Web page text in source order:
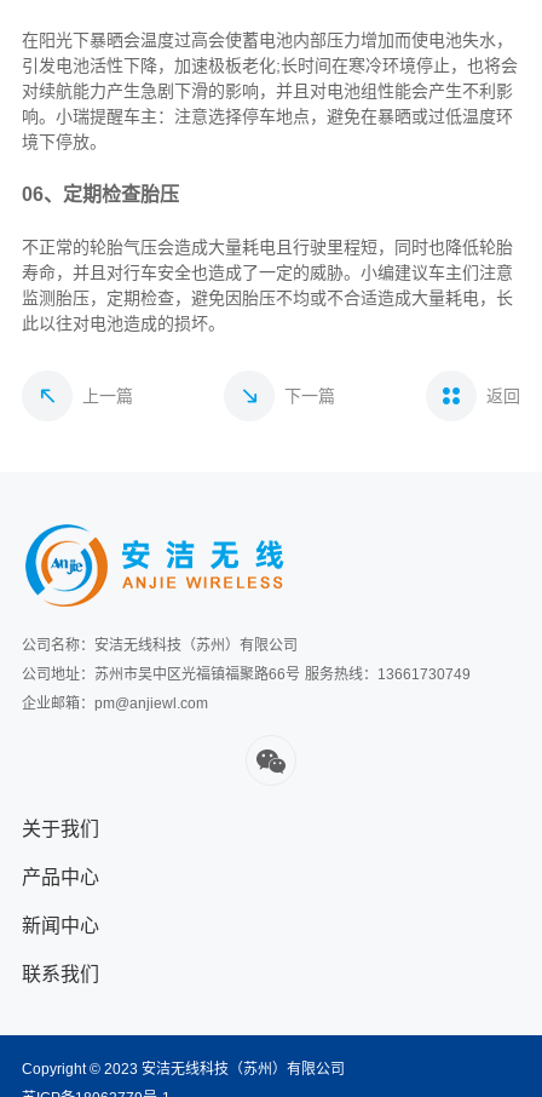
在阳光下暴晒会温度过高会使蓄电池内部压力增加而使电池失水，
引发电池活性下降，加速极板老化;长时间在寒冷环境停止，也将会
对续航能力产生急剧下滑的影响，并且对电池组性能会产生不利影
响。小瑞提醒车主：注意选择停车地点，避免在暴晒或过低温度环
境下停放。
06、定期检查胎压
不正常的轮胎气压会造成大量耗电且行驶里程短，同时也降低轮胎
寿命，并且对行车安全也造成了一定的威胁。小编建议车主们注意
监测胎压，定期检查，避免因胎压不均或不合适造成大量耗电，长
此以往对电池造成的损坏。
上一篇 下一篇 返回
公司名称：安洁无线科技（苏州）有限公司
公司地址：苏州市吴中区光福镇福聚路66号 服务热线：13661730749
企业邮箱：pm@anjiewl.com
关于我们
产品中心
新闻中心
联系我们
Copyright © 2023 安洁无线科技（苏州）有限公司